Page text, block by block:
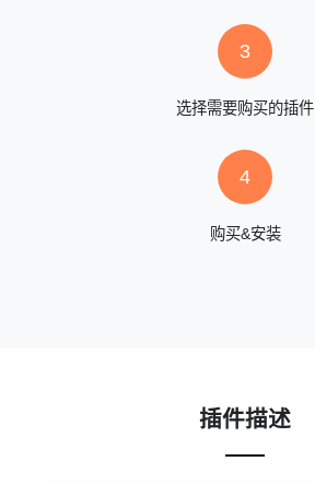
3
选择需要购买的插件
4
购买&安装
插件描述